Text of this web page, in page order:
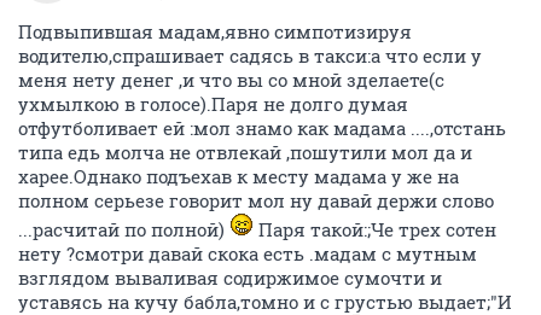
Подвыпившая мадам,явно симпотизируя
водителю,спрашивает садясь в такси:а что если у
меня нету денег ,и что вы со мной зделаете(с
ухмылкою в голосе).Паря не долго думая
отфутболивает ей :мол знамо как мадама ....,отстань
типа едь молча не отвлекай ,пошутили мол да и
харее.Однако подъехав к месту мадама у же на
полном серьезе говорит мол ну давай держи слово
...расчитай по полной)
Паря такой:;Че трех сотен
нету ?смотри давай скока есть .мадам с мутным
взглядом вываливая содиржимое сумочти и
уставясь на кучу бабла,томно и с грустью выдает;"И